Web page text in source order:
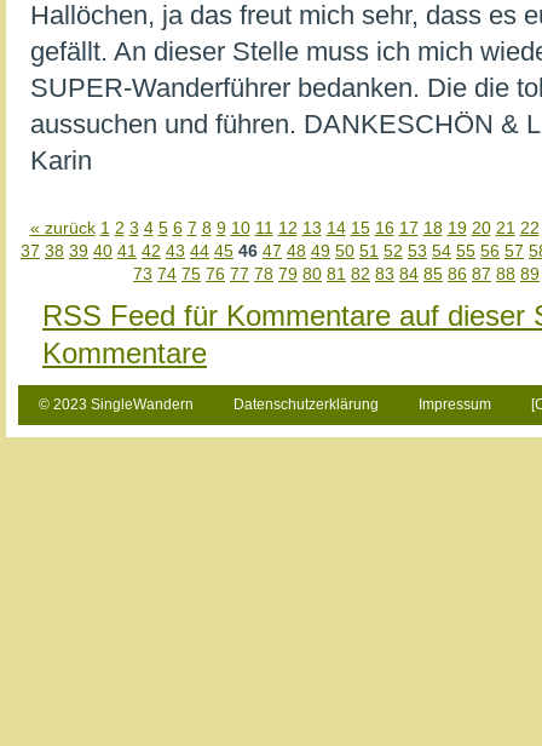
Hallöchen, ja das freut mich sehr, dass es
gefällt. An dieser Stelle muss ich mich
SUPER-Wanderführer bedanken. Die die
aussuchen und führen. DANKESCHÖN &
Karin
« zurück 1 2 3 4 5 6 7 8 9 10 11 12 13 14 15 16 17 18 19 20 21 22
37 38 39 40 41 42 43 44 45 46 47 48 49 50 51 52 53 54 55 56 57
73 74 75 76 77 78 79 80 81 82 83 84 85 86 87 88 89
RSS Feed für Kommentare auf dieser
Kommentare
© 2023 SingleWandern Datenschutzerklärung Impressum